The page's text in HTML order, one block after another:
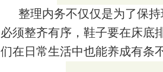
整理内务不仅仅是为了保
必须整齐有序，鞋子要在床底
们在日常生活中也能养成有条